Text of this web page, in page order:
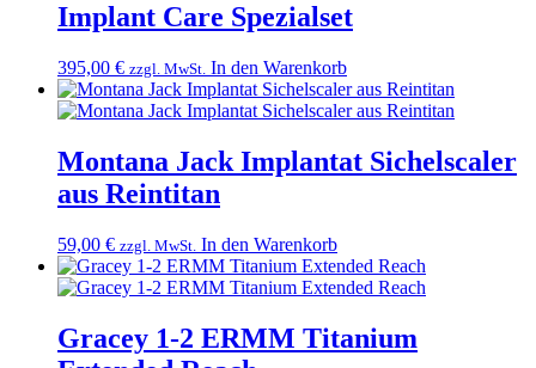
Implant Care Spezialset
395,00 € zzgl. MwSt. In den Warenkorb
Montana Jack Implantat Sichelscaler
aus Reintitan
59,00 € zzgl. MwSt. In den Warenkorb
Gracey 1-2 ERMM Titanium